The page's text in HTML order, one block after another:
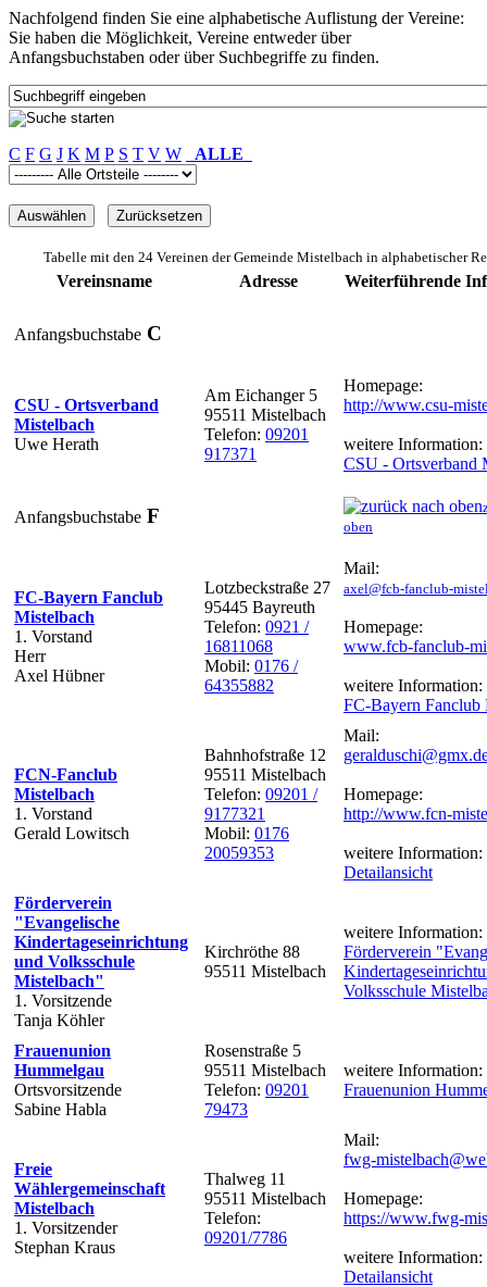
Nachfolgend finden Sie eine alphabetische Auflistung der Vereine:
Sie haben die Möglichkeit, Vereine entweder über
Anfangsbuchstaben oder über Suchbegriffe zu finden.
C F G J K M P S T V W ALLE
Tabelle mit den 24 Vereinen der Gemeinde Mistelbach in alphabetischer
Vereinsname Adresse Weiterführende
Anfangsbuchstabe C
CSU - Ortsverband
Mistelbach
Uwe Herath
Am Eichanger 5
95511 Mistelbach
Telefon: 09201
917371
Homepage:
http://www.csu-
weitere Information:
CSU - Ortsverband
Anfangsbuchstabe F
oben
FC-Bayern Fanclub
Mistelbach
1. Vorstand
Herr
Axel Hübner
Lotzbeckstraße 27
95445 Bayreuth
Telefon: 0921 /
16811068
Mobil: 0176 /
64355882
Mail:
axel@fcb-fanclub-
Homepage:
www.fcb-fanclub-
weitere Information:
FC-Bayern Fanclub
FCN-Fanclub
Mistelbach
1. Vorstand
Gerald Lowitsch
Bahnhofstraße 12
95511 Mistelbach
Telefon: 09201 /
9177321
Mobil: 0176
20059353
Mail:
Homepage:
http://www.fcn-
weitere Information:
Detailansicht
Förderverein
"Evangelische
Kindertageseinrichtung
und Volksschule
Mistelbach"
1. Vorsitzende
Tanja Köhler
Kirchröthe 88
95511 Mistelbach
weitere Information:
Förderverein
Volksschule
Frauenunion
Hummelgau
Ortsvorsitzende
Sabine Habla
Rosenstraße 5
95511 Mistelbach
Telefon: 09201
79473
weitere Information:
Frauenunion
Freie
Wählergemeinschaft
Mistelbach
1. Vorsitzender
Stephan Kraus
Thalweg 11
95511 Mistelbach
Telefon:
09201/7786
Mail:
fwg-
Homepage:
https://www.fwg-
weitere Information:
Detailansicht